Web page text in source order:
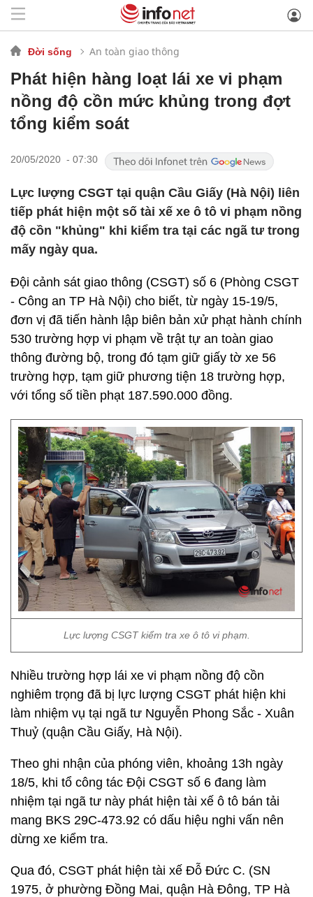
Đời sống An toàn giao thông
Phát hiện hàng loạt lái xe vi phạm
nồng độ cồn mức khủng trong đợt
tổng kiểm soát
20/05/2020 - 07:30
Lực lượng CSGT tại quận Cầu Giấy (Hà Nội) liên
tiếp phát hiện một số tài xế xe ô tô vi phạm nồng
độ cồn "khủng" khi kiểm tra tại các ngã tư trong
mấy ngày qua.
Đội cảnh sát giao thông (CSGT) số 6 (Phòng CSGT
- Công an TP Hà Nội) cho biết, từ ngày 15-19/5,
đơn vị đã tiến hành lập biên bản xử phạt hành chính
530 trường hợp vi phạm về trật tự an toàn giao
thông đường bộ, trong đó tạm giữ giấy tờ xe 56
trường hợp, tạm giữ phương tiện 18 trường hợp,
với tổng số tiền phạt 187.590.000 đồng.
Lực lượng CSGT kiểm tra xe ô tô vi phạm.
Nhiều trường hợp lái xe vi phạm nồng độ cồn
nghiêm trọng đã bị lực lượng CSGT phát hiện khi
làm nhiệm vụ tại ngã tư Nguyễn Phong Sắc - Xuân
Thuỷ (quận Cầu Giấy, Hà Nội).
Theo ghi nhận của phóng viên, khoảng 13h ngày
18/5, khi tổ công tác Đội CSGT số 6 đang làm
nhiệm tại ngã tư này phát hiện tài xế ô tô bán tải
mang BKS 29C-473.92 có dấu hiệu nghi vấn nên
dừng xe kiểm tra.
Qua đó, CSGT phát hiện tài xế Đỗ Đức C. (SN
1975, ở phường Đồng Mai, quận Hà Đông, TP Hà